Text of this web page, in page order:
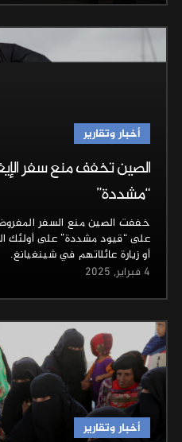
أخبار وتقارير
الصين تخفف منع سفر
“مشددة”
خففت الصين منع السفر
على “قيود مشددة” على أولئك
أو زيارة عائلاتهم في شينغيانغ.
4 فبراير, 2025
أخبار وتقارير